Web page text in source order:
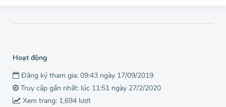
Hoạt động
Đăng ký tham gia: 09:43 ngày 17/09/2019
Truy cập gần nhất: lúc 11:51 ngày 27/2/2020
Xem trang: 1,694 lượt